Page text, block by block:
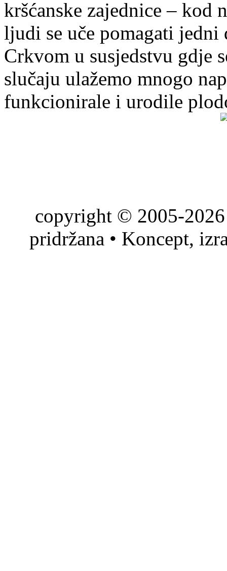
kršćanske zajednice – kod
ljudi se uče pomagati
Crkvom u susjedstvu gdje
slučaju ulažemo mnogo
funkcionirale i urodile
copyright © 2005-
pridržana • Koncept,